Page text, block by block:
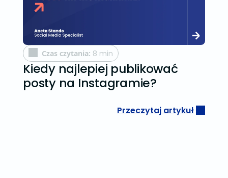
Czas czytania: 8 min
Kiedy najlepiej publikować
posty na Instagramie?
Przeczytaj artykuł